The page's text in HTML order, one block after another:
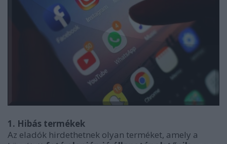
1. Hibás termékek
Az eladók hirdethetnek olyan terméket, amely a